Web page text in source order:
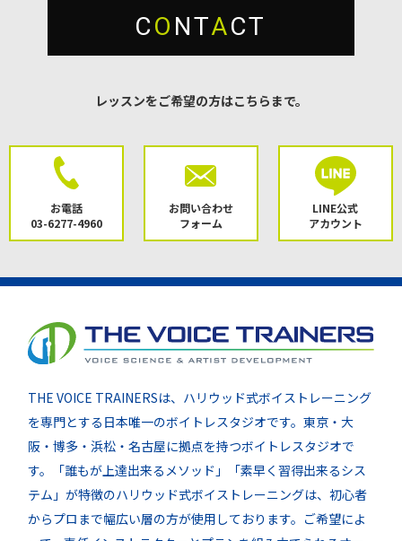
CO NTACT
レッスンをご希望の方はこちらまで。
お電話
03-6277-4960
お問い合わせ
フォーム
LINE公式
アカウント
THE VOICE TRAINERSは、ハリウッド式ボイストレーニング
を専門とする日本唯一のボイトレスタジオです。東京・大
阪・博多・浜松・名古屋に拠点を持つボイトレスタジオで
す。「誰もが上達出来るメソッド」「素早く習得出来るシス
テム」が特徴のハリウッド式ボイストレーニングは、初心者
からプロまで幅広い層の方が使用しております。ご希望によ